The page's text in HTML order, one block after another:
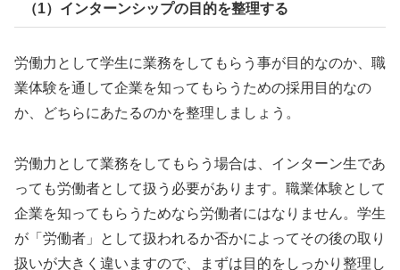
（1）インターンシップの目的を整理する
労働力として学生に業務をしてもらう事が目的なのか、職
業体験を通して企業を知ってもらうための採用目的なの
か、どちらにあたるのかを整理しましょう。
労働力として業務をしてもらう場合は、インターン生であ
っても労働者として扱う必要があります。職業体験として
企業を知ってもらうためなら労働者にはなりません。学生
が「労働者」として扱われるか否かによってその後の取り
扱いが大きく違いますので、まずは目的をしっかり整理し